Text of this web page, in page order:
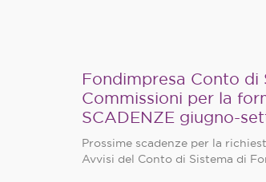
Fondimpresa Conto di
Commissioni per la
SCADENZE giugno-
Prossime scadenze per la
Avvisi del Conto di Sistema di